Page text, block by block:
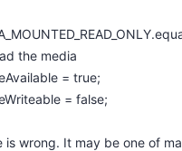
the media
= true;
= false;
wrong. It may be one of